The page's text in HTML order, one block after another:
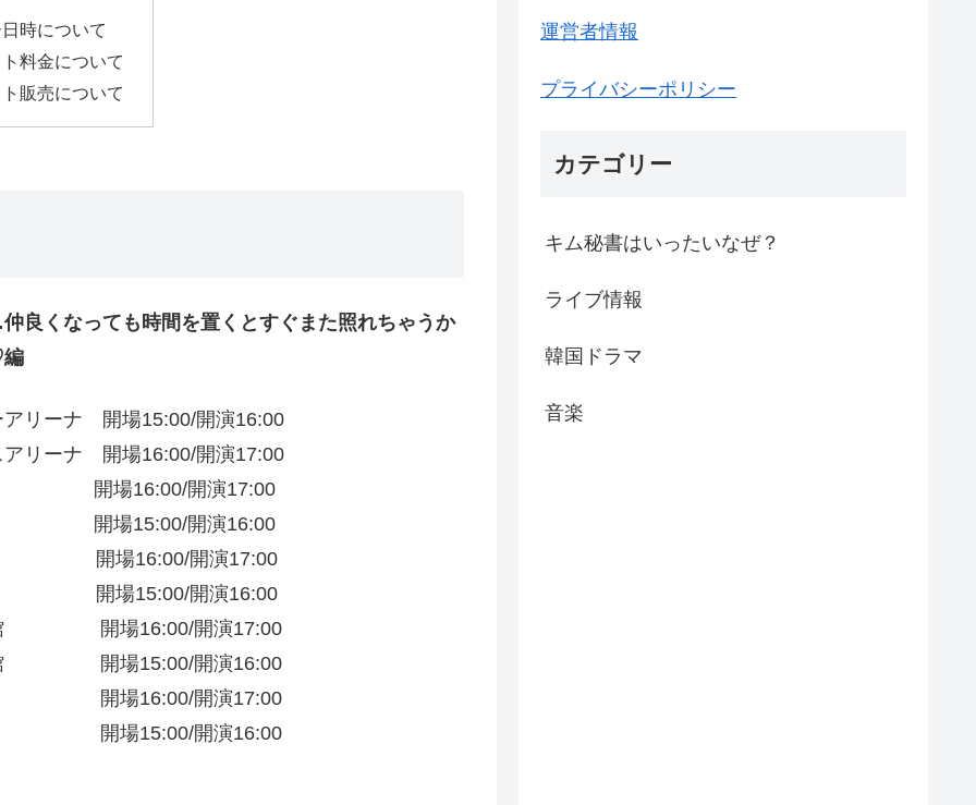
時について
料金について
販売について
仲良くなっても時間を置くとすぐまた照れちゃうか
リーナ 開場15:00/開演16:00
リーナ 開場16:00/開演17:00
場16:00/開演17:00
場15:00/開演16:00
開場16:00/開演17:00
開場15:00/開演16:00
育館 開場16:00/開演17:00
育館 開場15:00/開演16:00
開場16:00/開演17:00
開場15:00/開演16:00
運営者情報
プライバシーポリシー
カテゴリー
キム秘書はいったいなぜ？
ライブ情報
韓国ドラマ
音楽